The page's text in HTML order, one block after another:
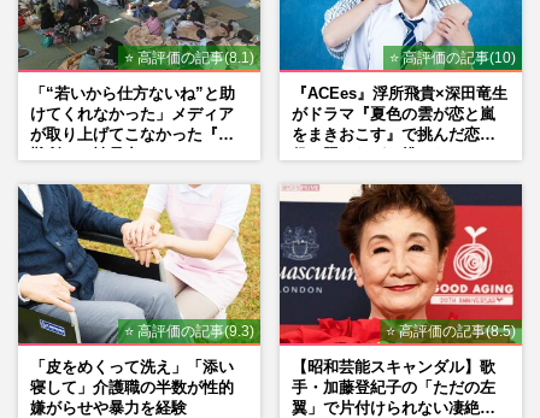
⭐ 高評価の記事(8.1)
「“若いから仕方ないね”と助
けてくれなかった」メディア
が取り上げてこなかった『避
⭐ 高評価の記事(10)
『ACEes』浮所飛貴×深田竜生
がドラマ『夏色の雲が恋と嵐
をまきおこす』で挑んだ恋人
⭐ 高評価の記事(9.3)
「皮をめくって洗え」「添い
寝して」介護職の半数が性的
嫌がらせや暴力を経験
⭐ 高評価の記事(8.5)
【昭和芸能スキャンダル】歌
手・加藤登紀子の「ただの左
翼」で片付けられない凄絶半